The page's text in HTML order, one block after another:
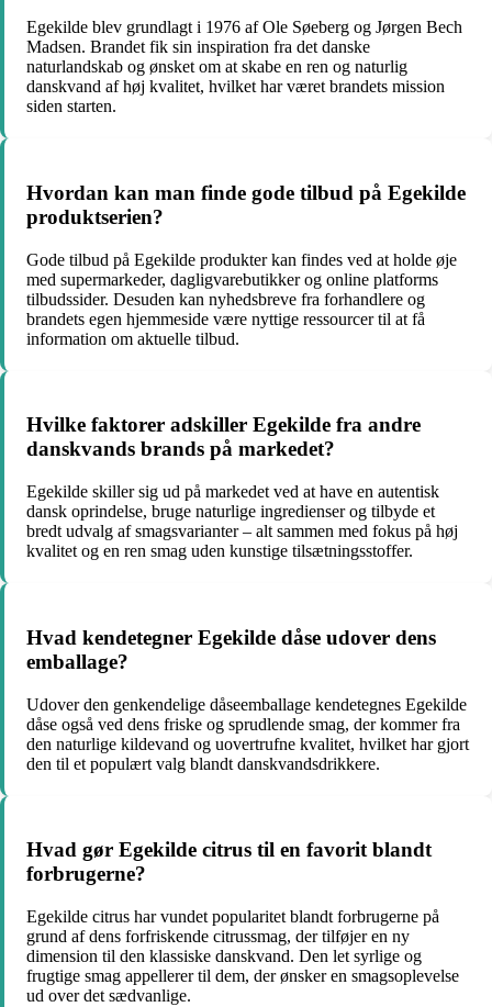
Egekilde blev grundlagt i 1976 af Ole Søeberg og Jørgen Bech
Madsen. Brandet fik sin inspiration fra det danske
naturlandskab og ønsket om at skabe en ren og naturlig
danskvand af høj kvalitet, hvilket har været brandets mission
siden starten.
Hvordan kan man finde gode tilbud på Egekilde
produktserien?
Gode tilbud på Egekilde produkter kan findes ved at holde øje
med supermarkeder, dagligvarebutikker og online platforms
tilbudssider. Desuden kan nyhedsbreve fra forhandlere og
brandets egen hjemmeside være nyttige ressourcer til at få
information om aktuelle tilbud.
Hvilke faktorer adskiller Egekilde fra andre
danskvands brands på markedet?
Egekilde skiller sig ud på markedet ved at have en autentisk
dansk oprindelse, bruge naturlige ingredienser og tilbyde et
bredt udvalg af smagsvarianter – alt sammen med fokus på høj
kvalitet og en ren smag uden kunstige tilsætningsstoffer.
Hvad kendetegner Egekilde dåse udover dens
emballage?
Udover den genkendelige dåseemballage kendetegnes Egekilde
dåse også ved dens friske og sprudlende smag, der kommer fra
den naturlige kildevand og uovertrufne kvalitet, hvilket har gjort
den til et populært valg blandt danskvandsdrikkere.
Hvad gør Egekilde citrus til en favorit blandt
forbrugerne?
Egekilde citrus har vundet popularitet blandt forbrugerne på
grund af dens forfriskende citrussmag, der tilføjer en ny
dimension til den klassiske danskvand. Den let syrlige og
frugtige smag appellerer til dem, der ønsker en smagsoplevelse
ud over det sædvanlige.